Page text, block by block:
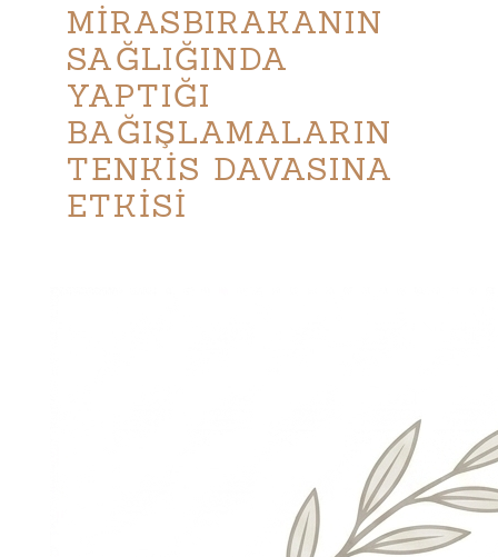
MİRASBIRAKANIN
SAĞLIĞINDA
YAPTIĞI
BAĞIŞLAMALARIN
TENKİS DAVASINA
ETKİSİ